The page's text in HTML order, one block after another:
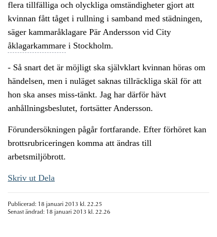
flera tillfälliga och olyckliga omständigheter gjort att
kvinnan fått tåget i rullning i samband med städningen,
säger kammaråklagare Pär Andersson vid City
åklagarkammare i Stockholm.
- Så snart det är möjligt ska självklart kvinnan höras om
händelsen, men i nuläget saknas tillräckliga skäl för att
hon ska anses miss-tänkt. Jag har därför hävt
anhållningsbeslutet, fortsätter Andersson.
Förundersökningen pågår fortfarande. Efter förhöret kan
brottsrubriceringen komma att ändras till
arbetsmiljöbrott.
Skriv ut Dela
Publicerad: 18 januari 2013 kl. 22.25
Senast ändrad: 18 januari 2013 kl. 22.26